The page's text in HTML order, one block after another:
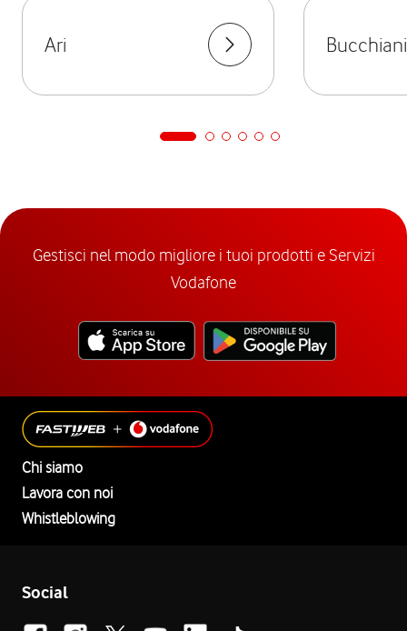
Ari
Gestisci nel modo migliore i tuoi prodotti e Servizi
Vodafone
Chi siamo
Lavora con noi
Whistleblowing
Social